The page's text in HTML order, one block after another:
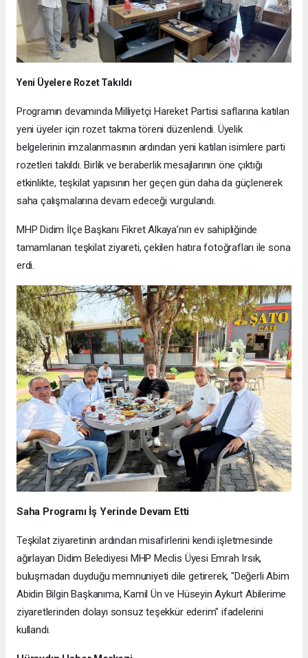
Yeni Üyelere Rozet Takıldı
Programın devamında Milliyetçi Hareket Partisi saflarına katılan
yeni üyeler için rozet takma töreni düzenlendi. Üyelik
belgelerinin imzalanmasının ardından yeni katılan isimlere parti
rozetleri takıldı. Birlik ve beraberlik mesajlarının öne çıktığı
etkinlikte, teşkilat yapısının her geçen gün daha da güçlenerek
saha çalışmalarına devam edeceği vurgulandı.
MHP Didim İlçe Başkanı Fikret Alkaya’nın ev sahipliğinde
tamamlanan teşkilat ziyareti, çekilen hatıra fotoğrafları ile sona
erdi.
Saha Programı İş Yerinde Devam Etti
Teşkilat ziyaretinin ardından misafirlerini kendi işletmesinde
ağırlayan Didim Belediyesi MHP Meclis Üyesi Emrah Irsık,
buluşmadan duyduğu memnuniyeti dile getirerek, "Değerli Abim
Abidin Bilgin Başkanıma, Kamil Ün ve Hüseyin Aykurt Abilerime
ziyaretlerinden dolayı sonsuz teşekkür ederim" ifadelerini
kullandı.